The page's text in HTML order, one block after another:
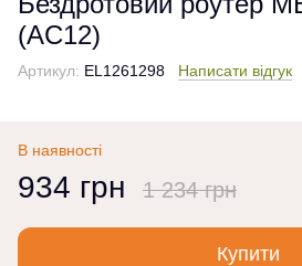
(AC12)
Артикул: EL1261298 Написати відгук
В наявності
934 грн 1 234 грн
Купити